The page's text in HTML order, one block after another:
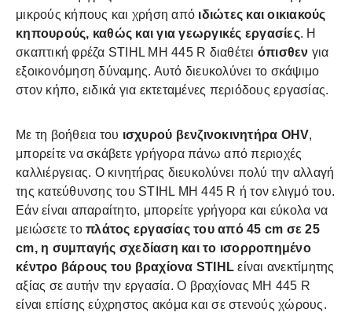
μικρούς κήπους και χρήση από ιδιώτες και οικιακούς
κηπουρούς, καθώς και για γεωργικές εργασίες. Η
σκαπτική φρέζα STIHL MH 445 R διαθέτει όπισθεν για
εξοικονόμηση δύναμης. Αυτό διευκολύνει το σκάψιμο
στον κήπο, ειδικά για εκτεταμένες περιόδους εργασίας.
Με τη βοήθεια του ισχυρού βενζινοκινητήρα OHV,
μπορείτε να σκάβετε γρήγορα πάνω από περιοχές
καλλιέργειας. Ο κινητήρας διευκολύνει πολύ την αλλαγή
της κατεύθυνσης του STIHL MH 445 R ή τον ελιγμό του.
Εάν είναι απαραίτητο, μπορείτε γρήγορα και εύκολα να
μειώσετε το πλάτος εργασίας του από 45 cm σε 25
cm, η συμπαγής σχεδίαση και το ισορροπημένο
κέντρο βάρους του βραχίονα STIHL είναι ανεκτίμητης
αξίας σε αυτήν την εργασία. Ο βραχίονας MH 445 R
είναι επίσης εύχρηστος ακόμα και σε στενούς χώρους.